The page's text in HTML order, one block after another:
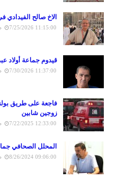
الاخ صالح الفيدادي
7/25/2026 11:15:00 ص
قيدوم جماعة أولاد
7/30/2026 11:37:00 ص
فاجعة على طريق
زوجين شابين
7/22/2025 12:33:00 ص
المحلل الصحافي
8/26/2024 09:06:00 ص